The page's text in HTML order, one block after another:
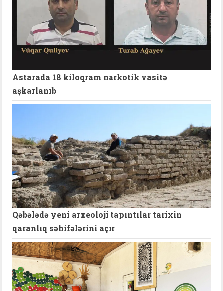
Astarada 18 kiloqram narkotik vasitə
aşkarlanıb
Qəbələdə yeni arxeoloji tapıntılar tarixin
qaranlıq səhifələrini açır